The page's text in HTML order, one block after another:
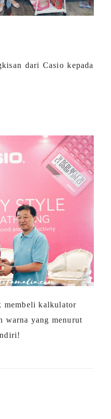
dari Casio kepada
membeli kalkulator
warna yang menurut